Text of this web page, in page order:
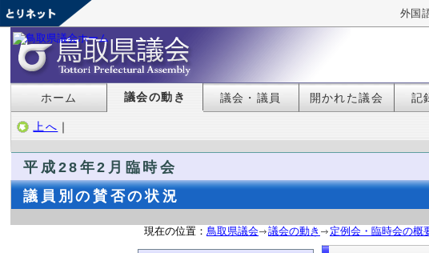
外国
ホーム 議会の動き 議会・議員 開かれた議会 記
上へ ｜
平成28年2月臨時会
議員別の賛否の状況
現在の位置： 鳥取県議会 議会の動き 定例会・臨時会の概